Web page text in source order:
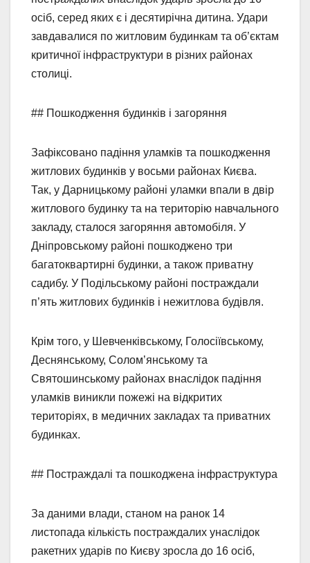
осіб, серед яких є і десятирічна дитина. Удари
завдавалися по житловим будинкам та об’єктам
критичної інфраструктури в різних районах
столиці.
## Пошкодження будинків і загоряння
Зафіксовано падіння уламків та пошкодження
житлових будинків у восьми районах Києва.
Так, у Дарницькому районі уламки впали в двір
житлового будинку та на територію навчального
закладу, сталося загоряння автомобіля. У
Дніпровському районі пошкоджено три
багатоквартирні будинки, а також приватну
садибу. У Подільському районі постраждали
п’ять житлових будинків і нежитлова будівля.
Крім того, у Шевченківському, Голосіївському,
Деснянському, Соломʼянському та
Святошинському районах внаслідок падіння
уламків виникли пожежі на відкритих
територіях, в медичних закладах та приватних
будинках.
## Постраждалі та пошкоджена інфраструктура
За даними влади, станом на ранок 14
листопада кількість постраждалих унаслідок
ракетних ударів по Києву зросла до 16 осіб,